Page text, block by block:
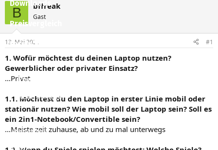
Downloads
Preisvergleich
Forum
Aktuelles
Empfohlene Inhalte
Neue Beiträge
Neueste Aktivitäten
Leserartikel
Regeln
s
e
e
r
s
e
t
a
B bffreak
Gast
13. Mai 2021 #1
1. Wofür möchtest du deinen Laptop nutzen?
Gewerblicher oder privater Einsatz?
…Privat
1.1. Möchtest du den Laptop in erster Linie mobil oder
stationär nutzen? Wie mobil soll der Laptop sein? Soll es
ein 2in1-Notebook/Convertible sein?
…Meiste zeit zuhause, ab und zu mal unterwegs